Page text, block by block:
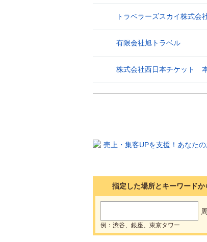
トラベラーズスカイ株式会
有限会社旭トラベル
株式会社西日本チケット
指定した場所とキーワード
例：渋谷、銀座、東京タワー